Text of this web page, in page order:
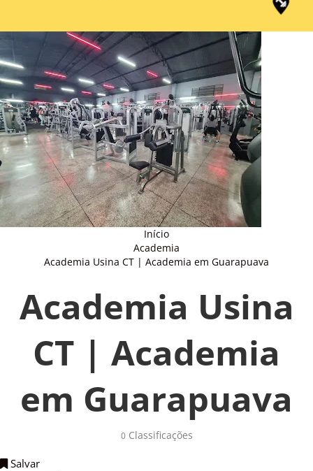
Início
Academia
Academia Usina CT | Academia em Guarapuava
Academia Usina
CT | Academia
em Guarapuava
0Classificações
Salvar